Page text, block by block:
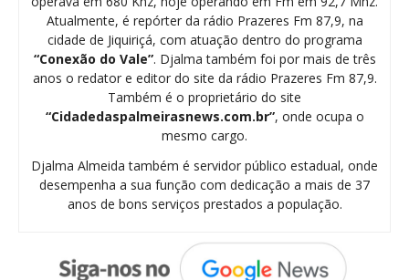
Atualmente, é repórter da rádio Prazeres Fm 87,9, na
cidade de Jiquiriçá, com atuação dentro do programa
“Conexão do Vale”. Djalma também foi por mais de três
anos o redator e editor do site da rádio Prazeres Fm 87,9.
Também é o proprietário do site
“Cidadedaspalmeirasnews.com.br”, onde ocupa o
mesmo cargo.
Djalma Almeida também é servidor público estadual, onde
desempenha a sua função com dedicação a mais de 37
anos de bons serviços prestados a população.